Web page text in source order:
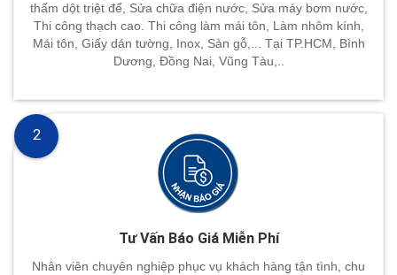
thấm dột triệt để, Sửa chữa điện nước, Sửa máy bơm nước,
Thi công thạch cao. Thi công làm mái tôn, Làm nhôm kính,
Mái tôn, Giấy dán tường, Inox, Sàn gỗ,... Tại TP.HCM, Bình
Dương, Đồng Nai, Vũng Tàu,..
Tư Vấn Báo Giá Miễn Phí
Nhân viên chuyên nghiệp phục vụ khách hàng tận tình, chu
2